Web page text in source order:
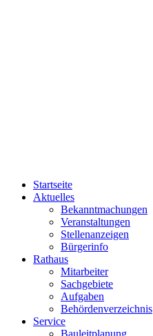
Startseite
Aktuelles
Bekanntmachungen
Veranstaltungen
Stellenanzeigen
Bürgerinfo
Rathaus
Mitarbeiter
Sachgebiete
Aufgaben
Behördenverzeichnis
Service
Bauleitplanung